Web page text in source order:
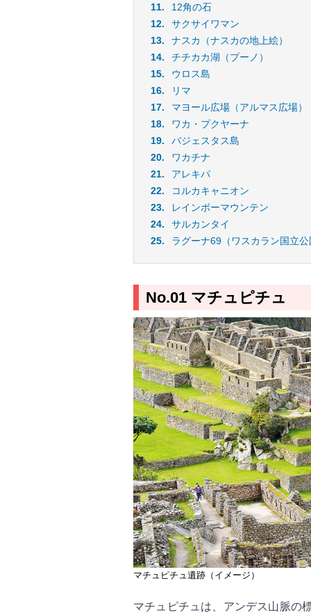
12角の石
サクサイワマン
ナスカ（ナスカの地上絵）
チチカカ湖（プーノ）
ウロス島
リマ
マヨール広場（アルマス広場）
ワカ・プクヤーナ
バジェスタス島
ワカチナ
アレキパ
コルカキャニオン
レインボーマウンテン
サルカンタイ
ラグーナ69（ワスカラン国立公
No.01 マチュピチュ
マチュピチュ遺跡（イメージ）
マチュピチュは、アンデス山脈の